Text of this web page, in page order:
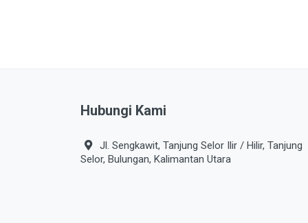
Hubungi Kami
Jl. Sengkawit, Tanjung Selor Ilir / Hilir, Tanjung
Selor, Bulungan, Kalimantan Utara